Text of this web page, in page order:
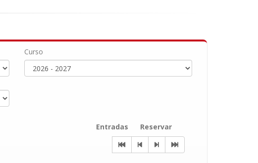
Curso
Entradas Reservar